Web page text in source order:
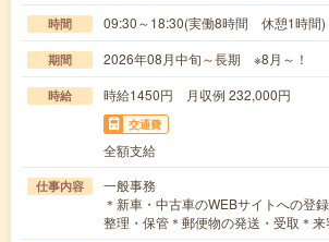
時間 09:30～18:30(実働8時間 休憩1時間)
期間 2026年08月中旬～長期 ※8月～！
時給 時給1450円 月収例 232,000円
交通費
全額支給
仕事内容
一般事務
＊新車・中古車のWEBサイトへの登
整理・保管＊郵便物の発送・受取＊